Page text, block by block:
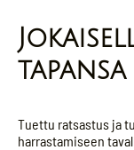
Tuettu ratsastus ja
harrastamiseen